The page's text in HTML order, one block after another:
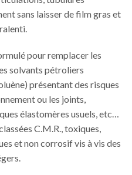
sans laisser de film gras et
pour remplacer les
solvants pétroliers
présentant des risques
ou les joints,
élastomères usuels, etc…
C.M.R., toxiques,
et non corrosif vis à vis des